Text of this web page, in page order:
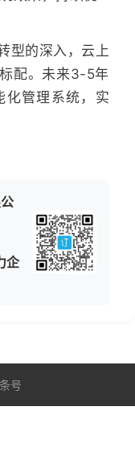
型的深入，云上
配。未来3-5年
化管理系统，实
企
号